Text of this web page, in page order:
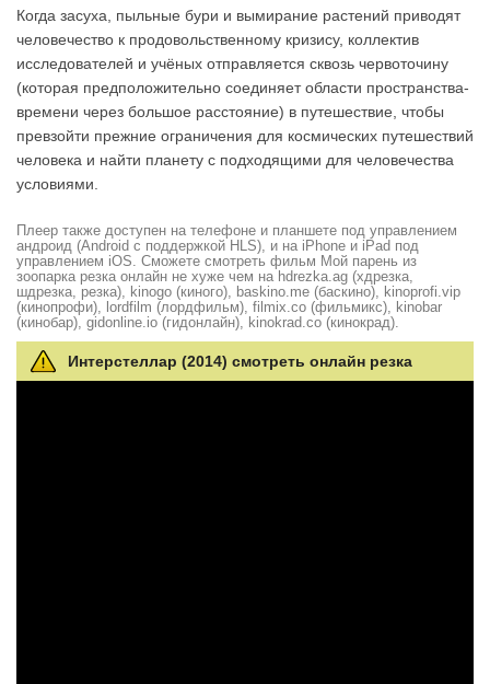
Когда засуха, пыльные бури и вымирание растений приводят
человечество к продовольственному кризису, коллектив
исследователей и учёных отправляется сквозь червоточину
(которая предположительно соединяет области пространства-
времени через большое расстояние) в путешествие, чтобы
превзойти прежние ограничения для космических путешествий
человека и найти планету с подходящими для человечества
условиями.
Плеер также доступен на телефоне и планшете под управлением
андроид (Android с поддержкой HLS), и на iPhone и iPad под
управлением iOS. Сможете смотреть фильм Мой парень из
зоопарка резка онлайн не хуже чем на hdrezka.ag (хдрезка,
шдрезка, резка), kinogo (киного), baskino.me (баскино), kinoprofi.vip
(кинопрофи), lordfilm (лордфильм), filmix.co (фильмикс), kinobar
(кинобар), gidonline.io (гидонлайн), kinokrad.сo (кинокрад).
Интерстеллар (2014) смотреть онлайн резка